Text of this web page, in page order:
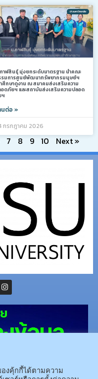
ข่าวมหาวิทยาลัย
าฬสินธุ์ มุ่งยกระดับมาตรฐาน นำคณะ
รมการศูนย์พัฒนาทรัพยากรมนุษย์ฯ
ศึกษาดูงาน ณ สมาคมส่งเสริมความ
ดภัยฯ และสถาบันส่งเสริมความปลอด
ฯ
นต่อ »
กรกฎาคม 2026
7 8 9 10 Next »
งคุ้กกี้ได้ตามความ